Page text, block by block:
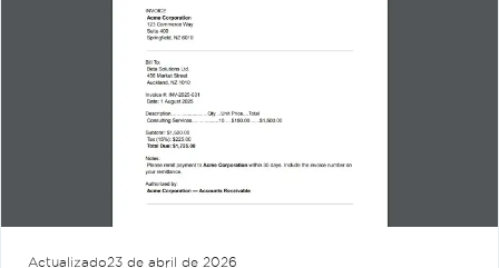
Actualizado23 de abril de 2026